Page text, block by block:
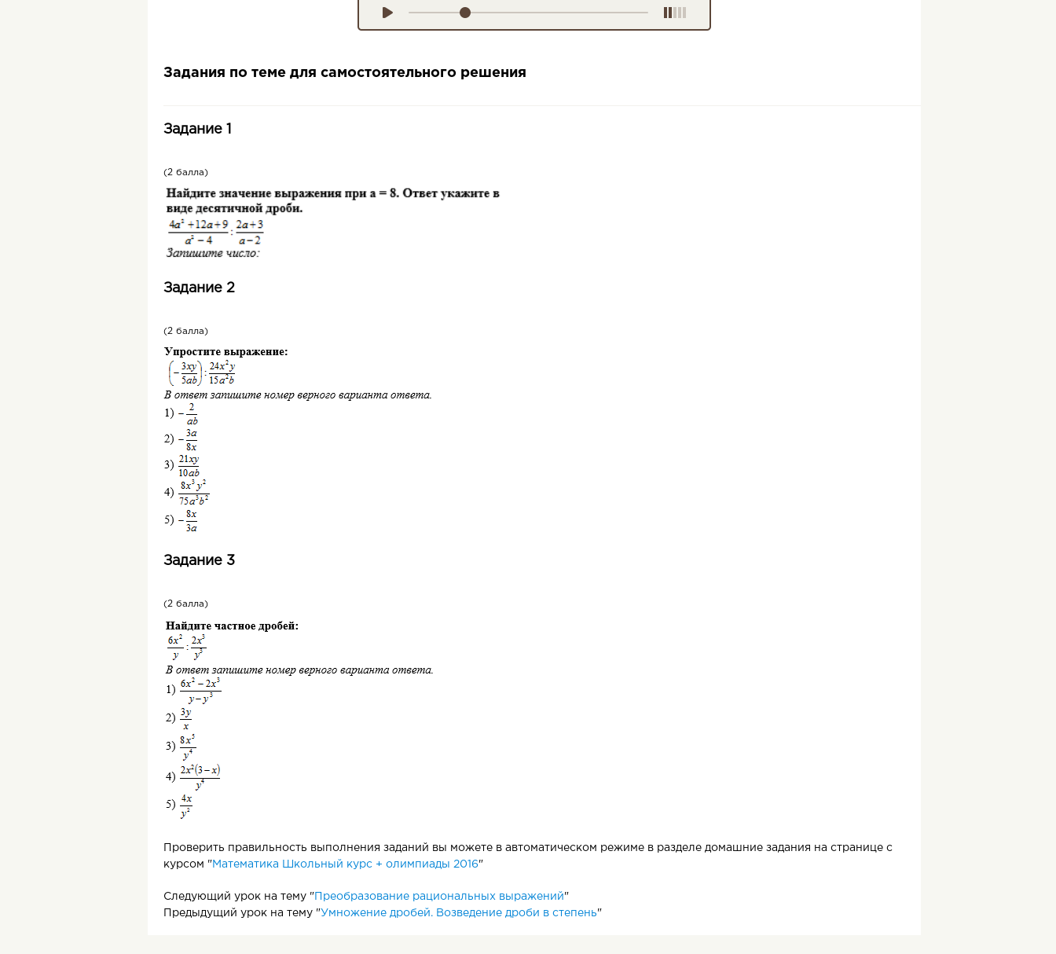
Задания по теме для самостоятельного решения
Задание 1
(2 балла)
Задание 2
(2 балла)
Задание 3
(2 балла)
Проверить правильность выполнения заданий вы можете в автоматическом режиме в разделе домашние задания на странице с
курсом " Математика Школьный курс + олимпиады 2016"
Следующий урок на тему " Преобразование рациональных выражений"
Предыдущий урок на тему "Умножение дробей. Возведение дроби в степень"